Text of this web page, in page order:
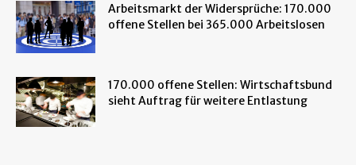
Arbeitsmarkt der Widersprüche: 170.000
offene Stellen bei 365.000 Arbeitslosen
170.000 offene Stellen: Wirtschaftsbund
sieht Auftrag für weitere Entlastung